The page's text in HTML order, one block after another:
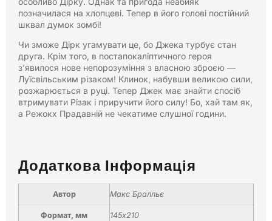
позначилася на хлопцеві. Тепер в його голові постійний
шквал думок зомбі!
Чи зможе Дірк угамувати це, бо Джека турбує стан
друга. Крім того, в постапокаліптичного героя
з’явилося нове непорозуміння з власною зброєю —
Луїсвільським різаком! Клинок, набувши великою сили,
розжарюється в руці. Тепер Джек має знайти спосіб
втримувати Різак і приручити його силу! Бо, хай там як,
а Режокх Прадавній не чекатиме слушної години.
Додаткова Інформація
Автор Макс Бралльє
Формат, мм 145х210